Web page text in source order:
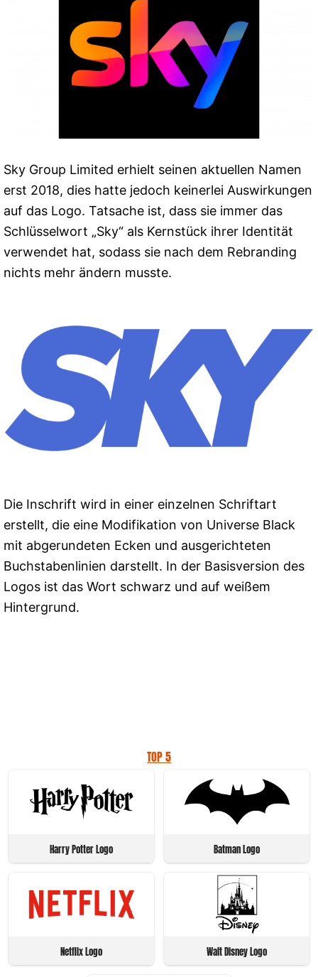
Sky Group Limited erhielt seinen aktuellen Namen
erst 2018, dies hatte jedoch keinerlei Auswirkungen
auf das Logo. Tatsache ist, dass sie immer das
Schlüsselwort „Sky“ als Kernstück ihrer Identität
verwendet hat, sodass sie nach dem Rebranding
nichts mehr ändern musste.
Die Inschrift wird in einer einzelnen Schriftart
erstellt, die eine Modifikation von Universe Black
mit abgerundeten Ecken und ausgerichteten
Buchstabenlinien darstellt. In der Basisversion des
Logos ist das Wort schwarz und auf weißem
Hintergrund.
TOP 5
Harry Potter Logo Batman Logo
Netflix Logo Walt Disney Logo